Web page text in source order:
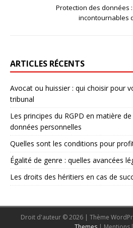
Protection des données
incontournables
ARTICLES RÉCENTS
Avocat ou huissier : qui choisir pour
tribunal
Les principes du RGPD en matière
données personnelles
Quelles sont les conditions pour
Égalité de genre : quelles avancées
Les droits des héritiers en cas de
Droit d'auteur © 2026 | Thème